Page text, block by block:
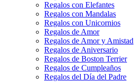
Regalos con Elefantes
Regalos con Mandalas
Regalos con Unicornios
Regalos de Amor
Regalos de Amor y Amistad
Regalos de Aniversario
Regalos de Boston Terrier
Regalos de Cumpleaños
Regalos del Día del Padre